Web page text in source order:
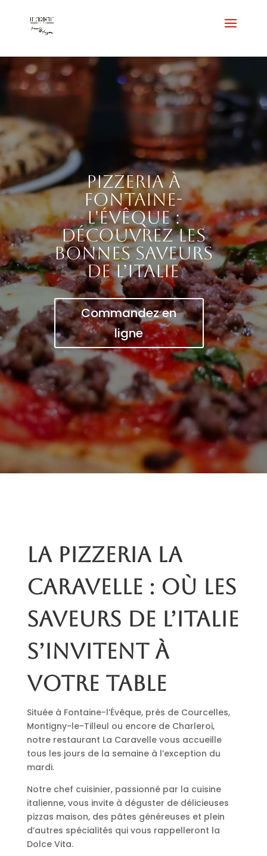
Pizzeria à
Fontaine-
l'Évêque :
découvrez les
bonnes saveurs
de l’Italie
Commandez en
ligne
La pizzeria La
Caravelle : où les
saveurs de l’Italie
s’invitent à
votre table
Située à Fontaine-l’Évêque, près de Courcelles,
Montigny-le-Tilleul ou encore de Charleroi,
notre restaurant La Caravelle vous accueille
tous les jours de la semaine à l’exception du
mardi.
Notre chef cuisinier, passionné par la cuisine
italienne, vous invite à déguster de délicieuses
pizzas maison, des pâtes généreuses et plein
d’autres spécialités qui vous rappelleront la
Dolce Vita.